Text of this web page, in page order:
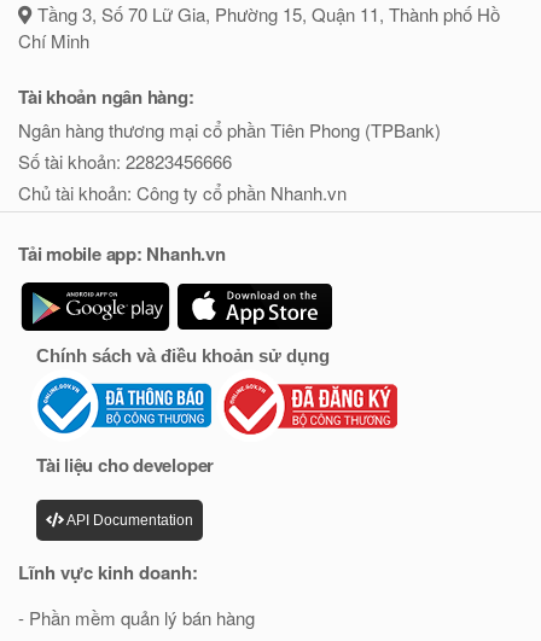
Tầng 3, Số 70 Lữ Gia, Phường 15, Quận 11, Thành phố Hồ
Chí Minh
Tài khoản ngân hàng:
Ngân hàng thương mại cổ phần Tiên Phong (TPBank)
Số tài khoản: 22823456666
Chủ tài khoản: Công ty cổ phần Nhanh.vn
Tải mobile app: Nhanh.vn
Chính sách và điều khoản sử dụng
Tài liệu cho developer
API Documentation
Lĩnh vực kinh doanh:
- Phần mềm quản lý bán hàng